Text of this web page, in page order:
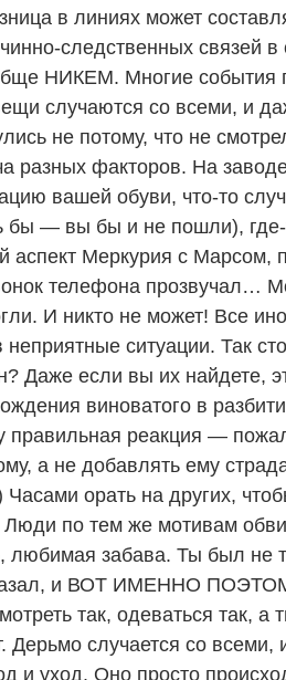
в линиях может
следственных связей в
НИКЕМ. Многие события
случаются со всеми, и
не потому, что не
разных факторов. На
вашей обуви, что-то
бы — вы бы и не пошли), где-
аспект Меркурия с Марсом,
телефона прозвучал…
И никто не может! Все
ситуации. Так
Даже если вы их найдете,
виноватого в
правильная реакция —
а не добавлять ему
орать на других,
по тем же мотивам
любимая забава. Ты был не
и ВОТ ИМЕННО
так, одеваться так, а
случается со всеми,
и уход. Оно просто